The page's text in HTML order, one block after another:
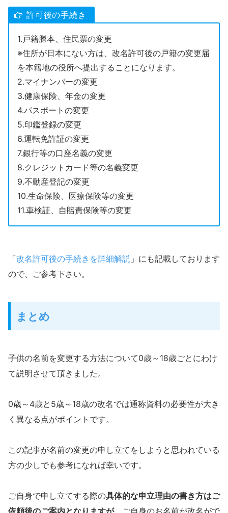
許可後の手続き
1.戸籍謄本、住民票の変更
※住所が日本にない方は、改名許可後の戸籍の変更届
を本籍地の役所へ提出することになります。
2.マイナンバーの変更
3.健康保険、年金の変更
4.パスポートの変更
5.印鑑登録の変更
6.運転免許証の変更
7.銀行等の口座名義の変更
8.クレジットカード等の名義変更
9.不動産登記の変更
10.生命保険、医療保険等の変更
11.車検証、自賠責保険等の変更
「改名許可後の手続きを詳細解説 」にも記載しております
ので、ご参考下さい。
まとめ
子供の名前を変更する方法について0歳～18歳ごとにわけ
て説明させて頂きました。
0歳～4歳と5歳～18歳の改名では通称資料の必要性が大き
く異なる点がポイントです。
この記事が名前の変更の申し立てをしようと思われている
方の少しでも参考になれば幸いです。
ご自身で申し立てする際の具体的な申立理由の書き方はご